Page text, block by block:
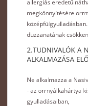
allergiás eredetű
megkönnyítésére
duzzanatának
2.TUDNIVALÓK A
ALKALMAZÁSA
Ne alkalmazza a
- az orrnyálkahártya
gyulladásaiban,